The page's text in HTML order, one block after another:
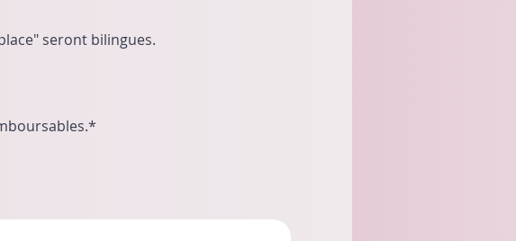
seront bilingues.